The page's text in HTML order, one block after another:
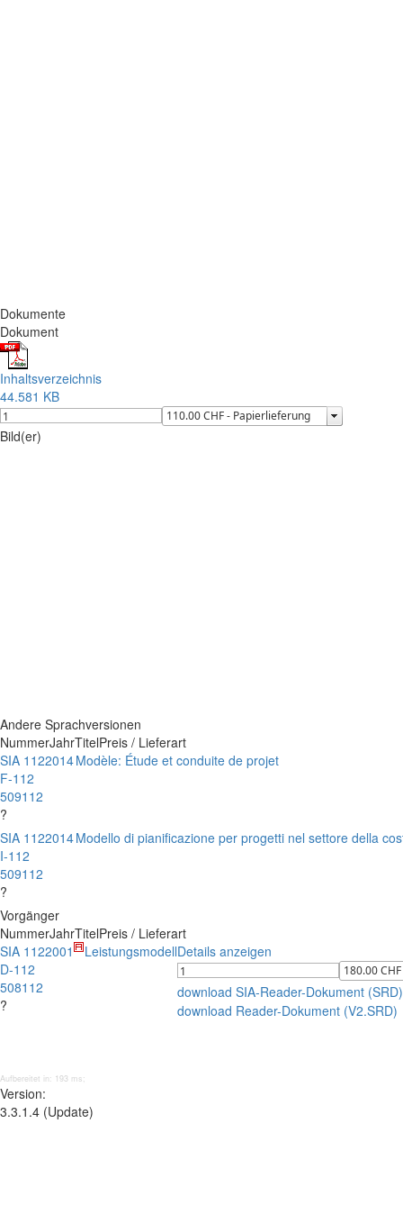
Dokumente
Dokument
Inhaltsverzeichnis
44.581 KB
Bild(er)
Andere Sprachversionen
NummerJahrTitelPreis / Lieferart
SIA 112
F-112
509112
?
2014Modèle: Étude et conduite de projet
SIA 112
I-112
509112
?
2014Modello di pianificazione per progetti nel settore della
Vorgänger
NummerJahrTitelPreis / Lieferart
SIA 112
D-112
508112
?
2001 LeistungsmodellDetails anzeigen
download SIA-Reader-Dokument (SRD)
download Reader-Dokument (V2.SRD)
Aufbereitet in: 193 ms;
Version:
3.3.1.4 (Update)